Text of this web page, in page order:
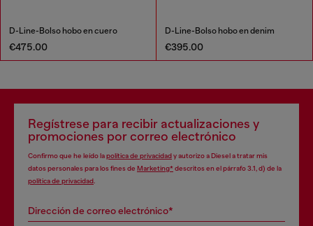
D-Line-Bolso hobo en cuero
€475.00
D-Line-Bolso hobo en denim
€395.00
Regístrese para recibir actualizaciones y
promociones por correo electrónico
Confirmo que he leído lapolítica de privacidady autorizo a Diesel a tratar mis
datos personales para los fines de Marketing*descritos en el párrafo 3.1, d) de la
política de privacidad.
Dirección de correo electrónico*